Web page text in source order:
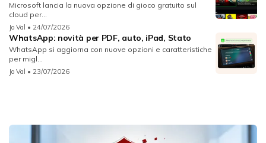
Microsoft lancia la nuova opzione di gioco gratuito sul
cloud per...
Jo Val • 24/07/2026
WhatsApp: novità per PDF, auto, iPad, Stato
WhatsApp si aggiorna con nuove opzioni e caratteristiche
per migl...
Jo Val • 23/07/2026